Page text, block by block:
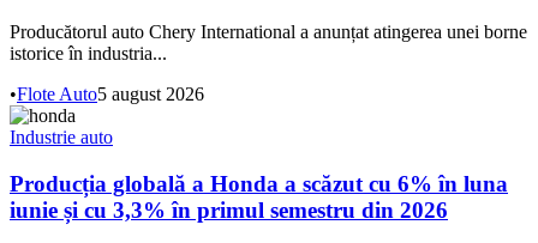
Producătorul auto Chery International a anunțat atingerea unei borne
istorice în industria...
•Flote Auto5 august 2026
Industrie auto
Producția globală a Honda a scăzut cu 6% în luna
iunie și cu 3,3% în primul semestru din 2026